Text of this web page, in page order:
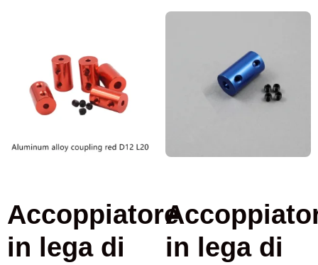
Accoppiatore
in lega di
in lega di